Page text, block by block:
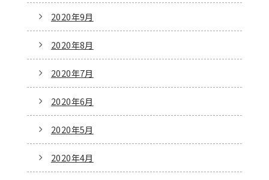
2020年9月
2020年8月
2020年7月
2020年6月
2020年5月
2020年4月